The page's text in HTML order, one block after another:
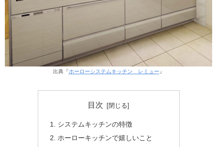
出典『ホーローシステムキッチン レミュー 』
目次
システムキッチンの特徴
ホーローキッチンで嬉しいこと